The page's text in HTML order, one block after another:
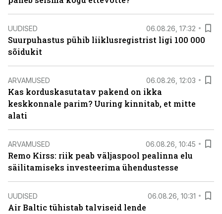
UUDISED 06.08.26, 17:32
Suurpuhastus pühib liiklusregistrist ligi 100 000
sõidukit
ARVAMUSED 06.08.26, 12:03
Kas korduskasutatav pakend on ikka
keskkonnale parim? Uuring kinnitab, et mitte
alati
ARVAMUSED 06.08.26, 10:45
Remo Kirss: riik peab väljaspool pealinna elu
säilitamiseks investeerima ühendustesse
UUDISED 06.08.26, 10:31
Air Baltic tühistab talviseid lende